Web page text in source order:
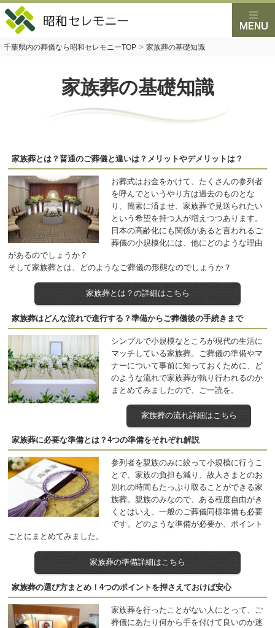
千葉県内の葬儀なら昭和セレモニーTOP > 家族葬の基礎知識
家族葬の基礎知識
家族葬とは？普通のご葬儀と違いは？メリットやデメリットは？
お葬式はお金をかけて、たくさんの参列者
を呼んでというやり方は過去のものとな
り、簡素に済ませ、家族葬で見送られたい
という希望を持つ人が増えつつあります。
日本の高齢化にも関係があると言われるご
葬儀の小規模化には、他にどのような理由
があるのでしょうか？
そして家族葬とは、どのようなご葬儀の形態なのでしょうか？
家族葬とは？の詳細はこちら
家族葬はどんな流れで進行する？準備からご葬儀後の手続きまで
シンプルで小規模なところが現代の生活に
マッチしている家族葬。ご葬儀の準備やマ
ナーについて事前に知っておくために、ど
のような流れで家族葬が執り行われるのか
まとめてみましたので、ご一読を。
家族葬の流れ詳細はこちら
家族葬に必要な準備とは？4つの準備をそれぞれ解説
参列者を親族のみに絞って小規模に行うこ
とで、家族の負担も減り、故人さまとのお
別れの時間もたっぷり取ることができる家
族葬。親族のみなので、ある程度自由がき
くとはいえ、一般のご葬儀同様準備も必要
です。どのような準備が必要か、ポイント
ごとにまとめてみました。
家族葬の準備詳細はこちら
家族葬の選び方まとめ！4つのポイントを押さえておけば安心
家族葬を行ったことがない人にとって、ご
葬儀にあたり何から手を付けて良いのか迷